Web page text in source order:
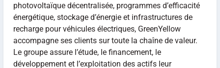
photovoltaïque décentralisée, programmes d’efficacité
énergétique, stockage d’énergie et infrastructures de
recharge pour véhicules électriques, GreenYellow
accompagne ses clients sur toute la chaîne de valeur.
Le groupe assure l’étude, le financement, le
développement et l’exploitation des actifs leur